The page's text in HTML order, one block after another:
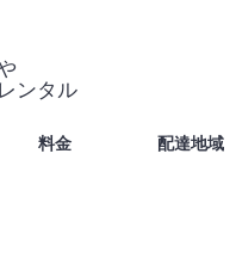
料金 配達地域
ンタル